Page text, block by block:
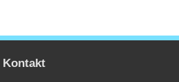
Kontakt